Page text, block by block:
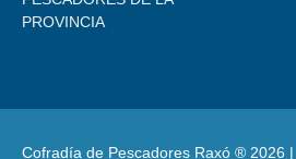
PROVINCIA
Cofradía de Pescadores Raxó ® 2026 |